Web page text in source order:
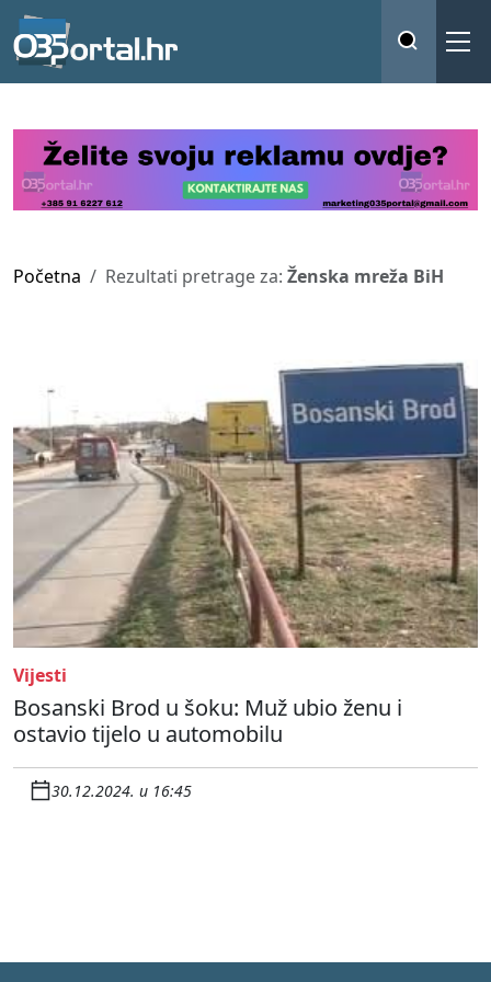
Početna Rezultati pretrage za: Ženska mreža BiH
Vijesti
Bosanski Brod u šoku: Muž ubio ženu i
ostavio tijelo u automobilu
30.12.2024. u 16:45